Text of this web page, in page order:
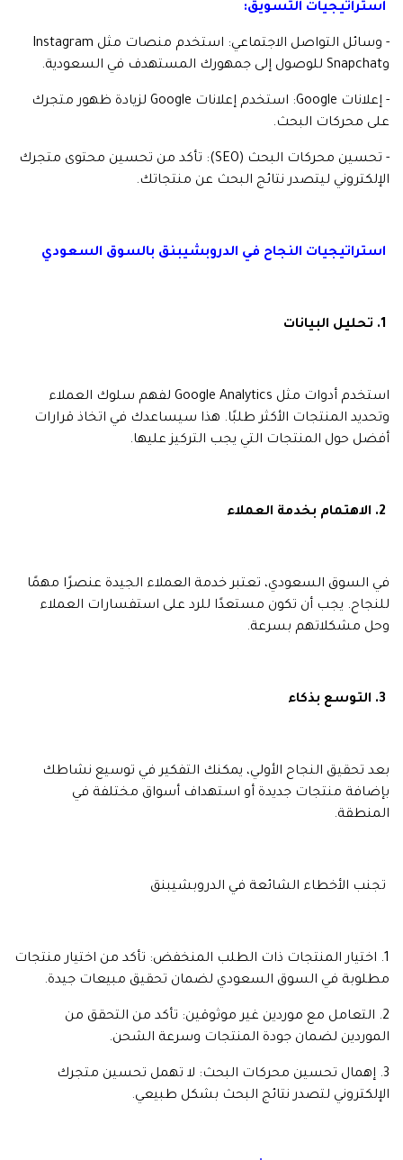
استراتيجيات التسويق:
- وسائل التواصل الاجتماعي: استخدم منصات مثل Instagram
وSnapchat للوصول إلى جمهورك المستهدف في السعودية.
- إعلانات Google: استخدم إعلانات Google لزيادة ظهور متجرك
على محركات البحث.
- تحسين محركات البحث (SEO): تأكد من تحسين محتوى متجرك
الإلكتروني ليتصدر نتائج البحث عن منتجاتك.
استراتيجيات النجاح في الدروبشيبنق بالسوق السعودي
استخدم أدوات مثل Google Analytics لفهم سلوك العملاء
وتحديد المنتجات الأكثر طلبًا. هذا سيساعدك في اتخاذ قرارات
أفضل حول المنتجات التي يجب التركيز عليها.
في السوق السعودي، تعتبر خدمة العملاء الجيدة عنصرًا مهمًا
للنجاح. يجب أن تكون مستعدًا للرد على استفسارات العملاء
وحل مشكلاتهم بسرعة.
بعد تحقيق النجاح الأولي، يمكنك التفكير في توسيع نشاطك
بإضافة منتجات جديدة أو استهداف أسواق مختلفة في
المنطقة.
تجنب الأخطاء الشائعة في الدروبشيبنق
1. اختيار المنتجات ذات الطلب المنخفض: تأكد من اختيار منتجات
مطلوبة في السوق السعودي لضمان تحقيق مبيعات جيدة.
2. التعامل مع موردين غير موثوقين: تأكد من التحقق من
الموردين لضمان جودة المنتجات وسرعة الشحن.
3. إهمال تحسين محركات البحث: لا تهمل تحسين متجرك
الإلكتروني لتصدر نتائج البحث بشكل طبيعي.